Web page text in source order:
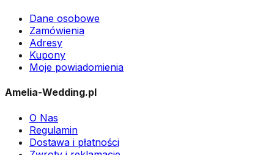
Dane osobowe
Zamówienia
Adresy
Kupony
Moje powiadomienia
Amelia-Wedding.pl
O Nas
Regulamin
Dostawa i płatności